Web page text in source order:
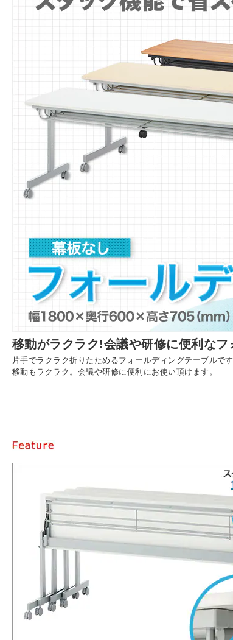
移動がラクラク!会議や研修に便利な
片手でラクラク折りたためるフォールディングテーブルで
移動もラクラク。会議や研修に便利にお使い頂けます。